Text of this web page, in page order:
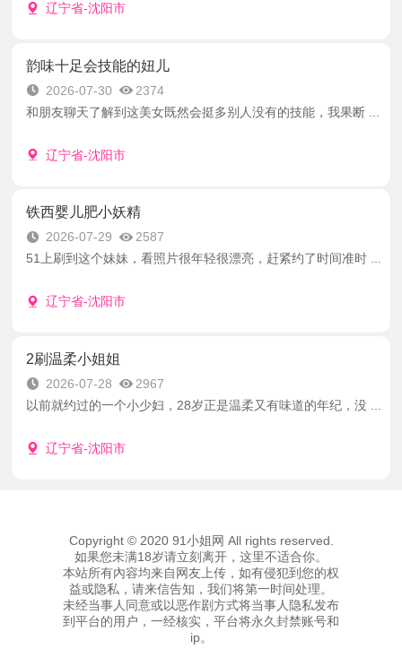
辽宁省-沈阳市
韵味十足会技能的妞儿
2026-07-30
2374
和朋友聊天了解到这美女既然会挺多别人没有的技能，我果断 ...
辽宁省-沈阳市
铁西婴儿肥小妖精
2026-07-29
2587
51上刷到这个妹妹，看照片很年轻很漂亮，赶紧约了时间准时 ...
辽宁省-沈阳市
2刷温柔小姐姐
2026-07-28
2967
以前就约过的一个小少妇，28岁正是温柔又有味道的年纪，没 ...
辽宁省-沈阳市
Copyright © 2020 91小姐网 All rights reserved.
如果您未满18岁请立刻离开，这里不适合你。
本站所有內容均来自网友上传，如有侵犯到您的权
益或隐私，请来信告知，我们将第一时间处理。
未经当事人同意或以恶作剧方式将当事人隐私发布
到平台的用户，一经核实，平台将永久封禁账号和
ip。